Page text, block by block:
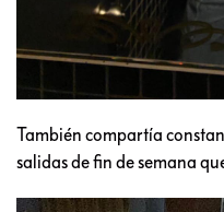
También compartía
salidas de fin de semana